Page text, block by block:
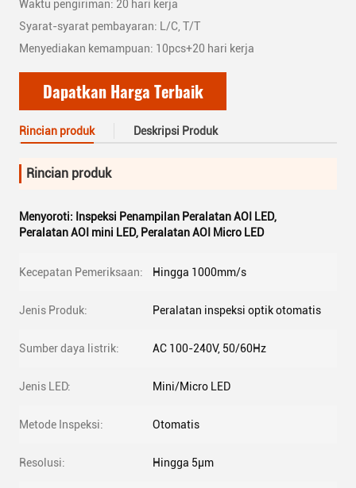
Waktu pengiriman: 20 hari kerja
Syarat-syarat pembayaran: L/C, T/T
Menyediakan kemampuan: 10pcs+20 hari kerja
Dapatkan Harga Terbaik
Rincian produk Deskripsi Produk
Rincian produk
Menyoroti: Inspeksi Penampilan Peralatan AOI LED,
Peralatan AOI mini LED, Peralatan AOI Micro LED
Kecepatan Pemeriksaan: Hingga 1000mm/s
Jenis Produk: Peralatan inspeksi optik otomatis
Sumber daya listrik: AC 100-240V, 50/60Hz
Jenis LED: Mini/Micro LED
Metode Inspeksi: Otomatis
Resolusi: Hingga 5μm